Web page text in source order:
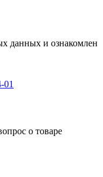
данных и ознакомлен
01
о товаре